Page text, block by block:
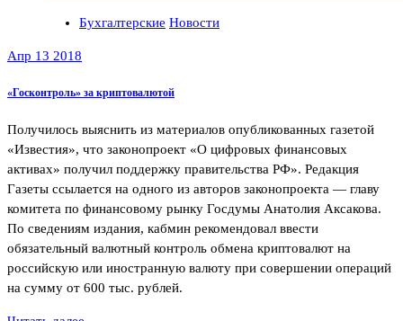
Бухгалтерские Новости
Апр 13 2018
«Госконтроль» за криптовалютой
Получилось выяснить из материалов опубликованных газетой
«Известия», что законопроект «О цифровых финансовых
активах» получил поддержку правительства РФ». Редакция
Газеты ссылается на одного из авторов законопроекта — главу
комитета по финансовому рынку Госдумы Анатолия Аксакова.
По сведениям издания, кабмин рекомендовал ввести
обязательный валютный контроль обмена криптовалют на
российскую или иностранную валюту при совершении операций
на сумму от 600 тыс. рублей.